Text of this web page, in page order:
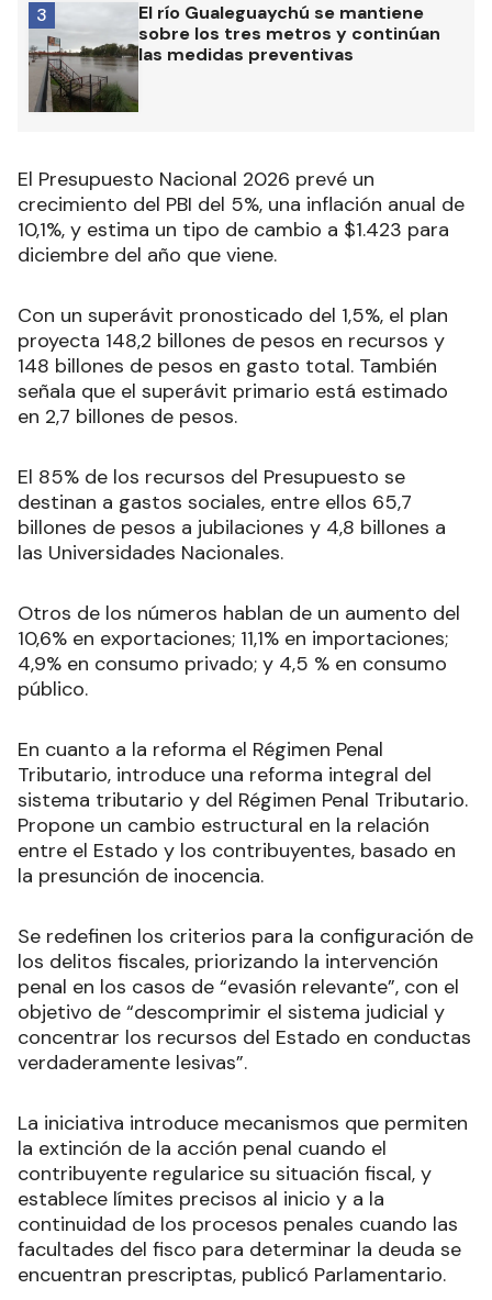
El río Gualeguaychú se mantiene
sobre los tres metros y continúan
las medidas preventivas
3
El Presupuesto Nacional 2026 prevé un
crecimiento del PBI del 5%, una inflación anual de
10,1%, y estima un tipo de cambio a $1.423 para
diciembre del año que viene.
Con un superávit pronosticado del 1,5%, el plan
proyecta 148,2 billones de pesos en recursos y
148 billones de pesos en gasto total. También
señala que el superávit primario está estimado
en 2,7 billones de pesos.
El 85% de los recursos del Presupuesto se
destinan a gastos sociales, entre ellos 65,7
billones de pesos a jubilaciones y 4,8 billones a
las Universidades Nacionales.
Otros de los números hablan de un aumento del
10,6% en exportaciones; 11,1% en importaciones;
4,9% en consumo privado; y 4,5 % en consumo
público.
En cuanto a la reforma el Régimen Penal
Tributario, introduce una reforma integral del
sistema tributario y del Régimen Penal Tributario.
Propone un cambio estructural en la relación
entre el Estado y los contribuyentes, basado en
la presunción de inocencia.
Se redefinen los criterios para la configuración de
los delitos fiscales, priorizando la intervención
penal en los casos de “evasión relevante”, con el
objetivo de “descomprimir el sistema judicial y
concentrar los recursos del Estado en conductas
verdaderamente lesivas”.
La iniciativa introduce mecanismos que permiten
la extinción de la acción penal cuando el
contribuyente regularice su situación fiscal, y
establece límites precisos al inicio y a la
continuidad de los procesos penales cuando las
facultades del fisco para determinar la deuda se
encuentran prescriptas, publicó Parlamentario.